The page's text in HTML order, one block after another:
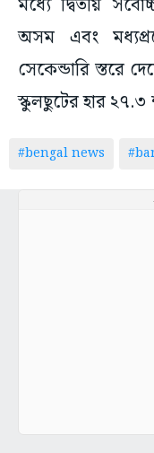
অসম এবং
সেকেন্ডারি স্তরে
স্কুলছুটের হার ২৭.৩
#bengal news